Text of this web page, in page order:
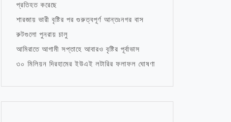
প্রতিহত করেছে
শারজায় ভারী বৃষ্টির পর গুরুত্বপূর্ণ আন্তঃনগর বাস
রুটগুলো পুনরায় চালু
আমিরাতে আগামী সপ্তাহে আবারও বৃষ্টির পূর্বাভাস
৩০ মিলিয়ন দিরহামের ইউএই লটারির ফলাফল ঘোষণা